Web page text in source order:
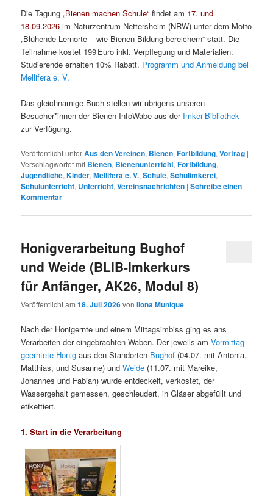
Die Tagung „Bienen machen Schule“ findet am 17. und
18.09.2026 im Naturzentrum Nettersheim (NRW) unter dem Motto
„Blühende Lernorte – wie Bienen Bildung bereichern“ statt. Die
Teilnahme kostet 199 Euro inkl. Verpflegung und Materialien.
Studierende erhalten 10% Rabatt. Programm und Anmeldung bei
Mellifera e. V.
Das gleichnamige Buch stellen wir übrigens unseren
Besucher*innen der Bienen-InfoWabe aus der Imker-Bibliothek
zur Verfügung.
Veröffentlicht unterAus den Vereinen, Bienen,Fortbildung,Vortrag |
Verschlagwortet mit Bienen, Bienenunterricht,Fortbildung,
Jugendliche,Kinder,Mellifera e. V.,Schule,Schulimkerei,
Schulunterricht, Unterricht,Vereinsnachrichten |Schreibe einen
Kommentar
Honigverarbeitung Bughof
und Weide (BLIB-Imkerkurs
für Anfänger, AK26, Modul 8)
Veröffentlicht am18. Juli 2026vonIlona Munique
Nach der Honigernte und einem Mittagsimbiss ging es ans
Verarbeiten der eingebrachten Waben. Der jeweils amVormittag
geerntete Honig aus den Standorten Bughof (04.07. mit Antonia,
Matthias, und Susanne) undWeide (11.07. mit Mareike,
Johannes und Fabian) wurde entdeckelt, verkostet, der
Wassergehalt gemessen, geschleudert, in Gläser abgefüllt und
etikettiert.
1. Start in die Verarbeitung